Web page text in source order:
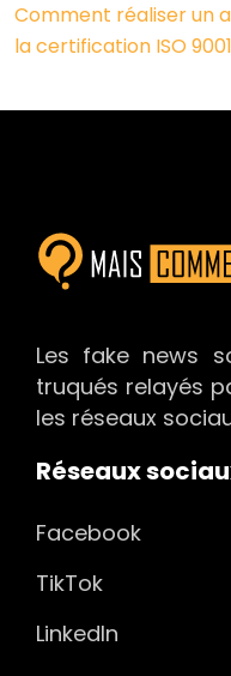
Comment réaliser un
la certification ISO
Les fake news
truqués relayés
les réseaux
Réseaux
Facebook
TikTok
LinkedIn